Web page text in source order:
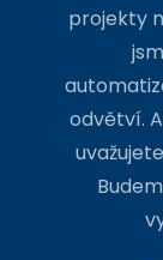
projekty
odvětví.